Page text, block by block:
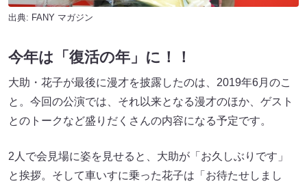
出典: FANY マガジン
今年は「復活の年」に！！
大助・花子が最後に漫才を披露したのは、2019年6月のこ
と。今回の公演では、それ以来となる漫才のほか、ゲスト
とのトークなど盛りだくさんの内容になる予定です。
2人で会見場に姿を見せると、大助が「お久しぶりです」
と挨拶。そして車いすに乗った花子は「お待たせしまし